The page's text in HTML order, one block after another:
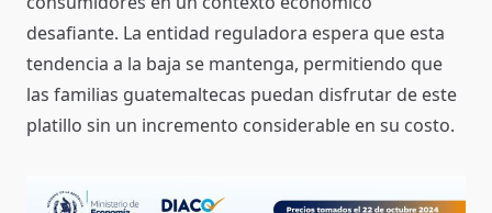
desafiante. La entidad reguladora espera que esta
tendencia a la baja se mantenga, permitiendo que
las familias guatemaltecas puedan disfrutar de este
platillo sin un incremento considerable en su costo.